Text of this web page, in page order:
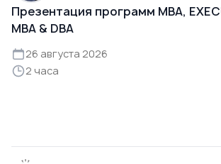
Презентация программ MBA,
MBA & DBA
26 августа 2026
2 часа